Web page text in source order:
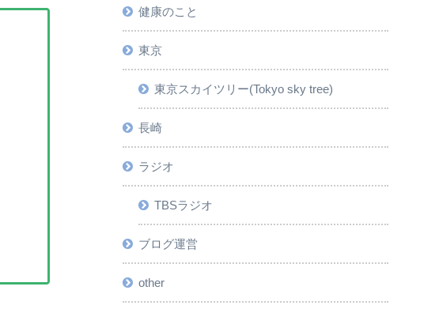
健康のこと
東京
東京スカイツリー(Tokyo sky tree)
長崎
ラジオ
TBSラジオ
ブログ運営
other